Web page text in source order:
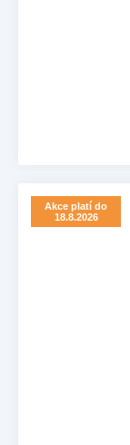
Akce platí do
18.8.2026